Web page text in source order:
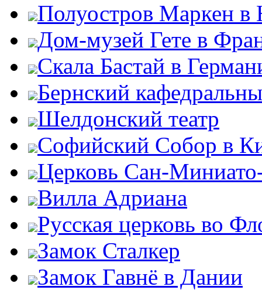
Полуостров Маркен в
Дом-музей Гете в
Скала Бастай в
Бернский
Шелдонский театр
Софийский Собор в
Церковь Сан-
Вилла Адриана
Русская церковь во
Замок Сталкер
Замок Гавнё в Дании